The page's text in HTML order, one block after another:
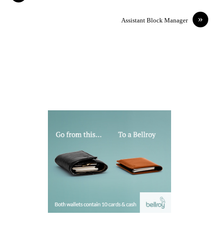
»
Assistant Block Manager